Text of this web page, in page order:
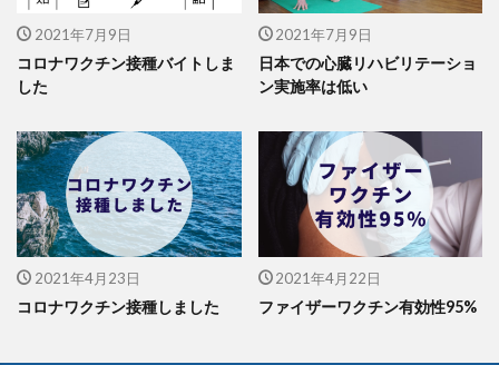
2021年7月9日
コロナワクチン接種バイトしま
した
2021年7月9日
日本での心臓リハビリテーショ
ン実施率は低い
2021年4月23日
コロナワクチン接種しました
2021年4月22日
ファイザーワクチン有効性95%